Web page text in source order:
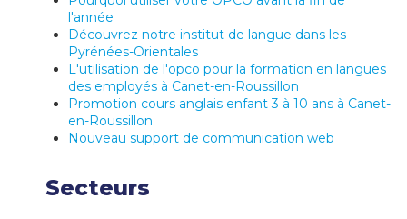
l'année
Découvrez notre institut de langue dans les
Pyrénées-Orientales
L'utilisation de l'opco pour la formation en langues
des employés à Canet-en-Roussillon
Promotion cours anglais enfant 3 à 10 ans à Canet-
en-Roussillon
Nouveau support de communication web
Secteurs